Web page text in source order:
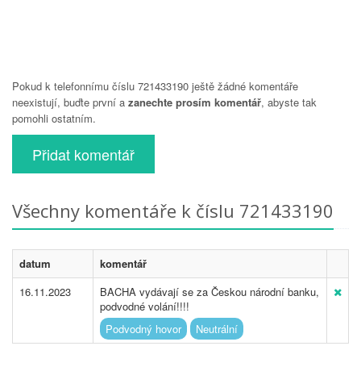
Pokud k telefonnímu číslu 721433190 ještě žádné komentáře
neexistují, buďte první a zanechte prosím komentář, abyste tak
pomohli ostatním.
Přidat komentář
Všechny komentáře k číslu 721433190
datum
komentář
16.11.2023
BACHA vydávají se za Českou národní banku,
podvodné volání!!!!
Podvodný hovor
Neutrální